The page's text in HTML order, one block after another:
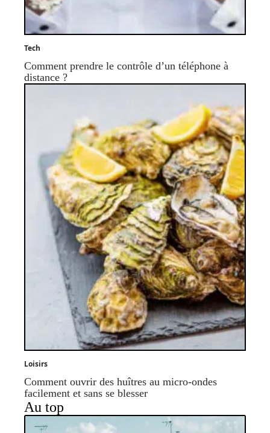
Tech
Comment prendre le contrôle d’un téléphone à
distance ?
Loisirs
Comment ouvrir des huîtres au micro-ondes
facilement et sans se blesser
Au top